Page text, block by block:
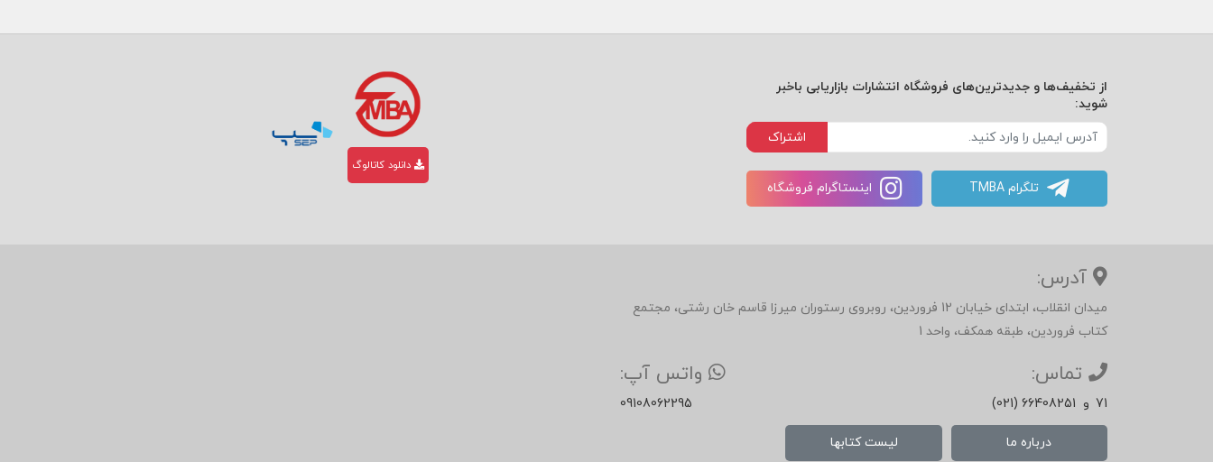
از تخفیف‌ها و جدیدترین‌های فروشگاه انتشارات بازاریابی باخبر
شوید:
اشتراک
تلگرام TMBA اینستاگرام فروشگاه
دانلود کاتالوگ
آدرس:
میدان انقلاب، ابتدای خیابان 12 فروردین، روبروی رستوران میرزا قاسم خان رشتی، مجتمع
کتاب فروردین، طبقه همکف، واحد 1
تماس:
(021) 66408251 و 71
واتس آپ:
09108062295
درباره ما لیست کتابها